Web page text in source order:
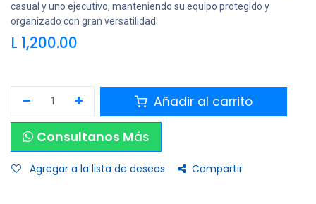
casual y uno ejecutivo, manteniendo su equipo protegido y
organizado con gran versatilidad.
L 1,200.00
Añadir al carrito
Consultanos Más
Agregar a la lista de deseos Compartir